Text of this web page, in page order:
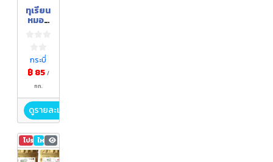
ทุเรียน
หมอน
กระบี่
฿ 85 /
กก.
ดูรายละเอียด
โปรโมชัน
ใหม่ 58